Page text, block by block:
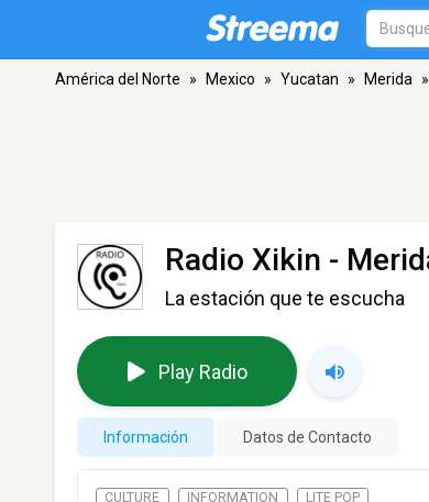
América del Norte » Mexico » Yucatan » Merida »
Radio Xikin -
La estación que te escucha
Play Radio
Información Datos de Contacto
CULTURE INFORMATION LITE POP